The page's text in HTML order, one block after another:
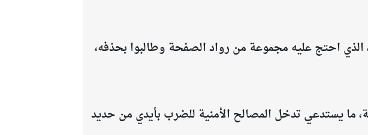
احتج عليه مجموعة من رواد الصفحة وطالبوا بحذفه،
ما يستدعي تدخل المصالح الأمنية للضرب بأيدي من حديد